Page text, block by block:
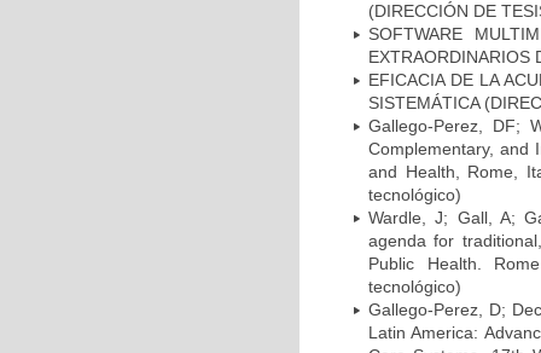
(DIRECCIÓN DE
SOFTWARE
EXTRAORDINARIOS
EFICACIA DE LA
SISTEMÁTICA
Gallego-Perez, DF;
Complementary, and
and Health, Rome,
tecnológico)
Wardle, J; Gall, A;
agenda for
Public Health.
tecnológico)
Gallego-Perez, D;
Latin America: